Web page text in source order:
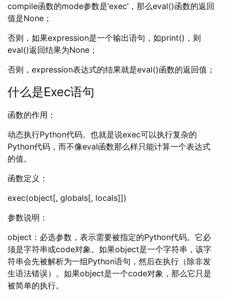
compile函数的mode参数是’exec’，那么eval()函数的返回
值是None；
否则，如果expression是一个输出语句，如print()，则
eval()返回结果为None；
否则，expression表达式的结果就是eval()函数的返回值；
什么是Exec语句
函数的作用：
动态执行Python代码。也就是说exec可以执行复杂的
Python代码，而不像eval函数那么样只能计算一个表达式
的值。
函数定义：
exec(object[, globals[, locals]])
参数说明：
object：必选参数，表示需要被指定的Python代码。它必
须是字符串或code对象。如果object是一个字符串，该字
符串会先被解析为一组Python语句，然后在执行（除非发
生语法错误）。如果object是一个code对象，那么它只是
被简单的执行。